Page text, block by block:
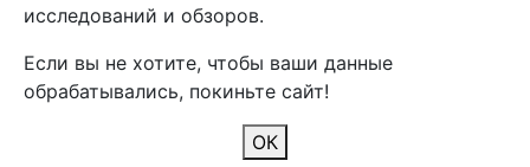
2026 Copyright © Арбен
исследований и обзоров.
Если вы не хотите, чтобы ваши данные
обрабатывались, покиньте сайт!
ОК